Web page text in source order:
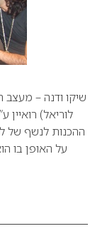
שיקו ודנה –
לוריאל)
ההכנות לנשף של
על האופן בו